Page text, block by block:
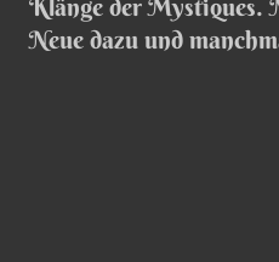
Klänge der Mystiques.
Neue dazu und